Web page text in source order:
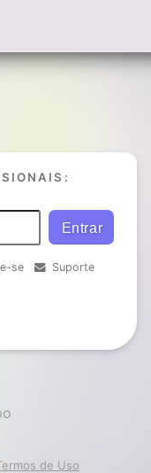
se Suporte
de Uso